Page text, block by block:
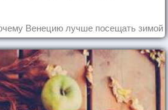
Венецию лучше посещать зимой